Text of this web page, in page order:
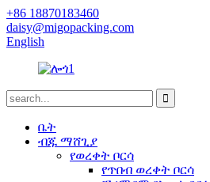
+86 18870183460
daisy@migopacking.com
English
ቤት
ብጁ ማሸጊያ
የወረቀት ቦርሳ
የጥበብ ወረቀት ቦርሳ